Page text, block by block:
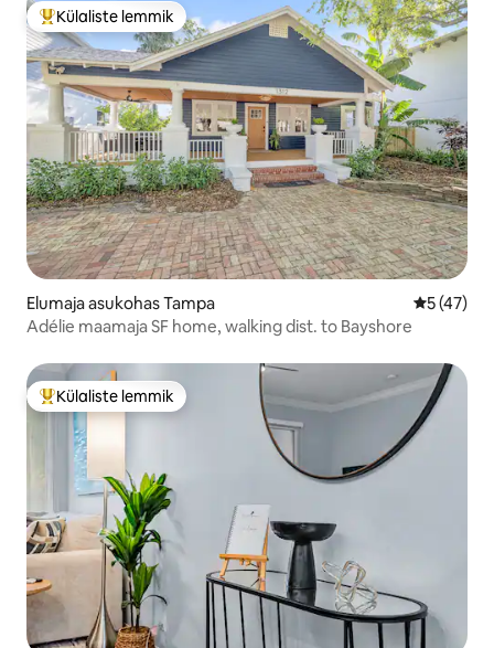
Külaliste suur lemmik
Külaliste lemmik
Elumaja asukohas Tampa Keskmine
5 (47)
Adélie maamaja SF home, walking dist. to Bayshore
Külaliste suur lemmik
Külaliste lemmik